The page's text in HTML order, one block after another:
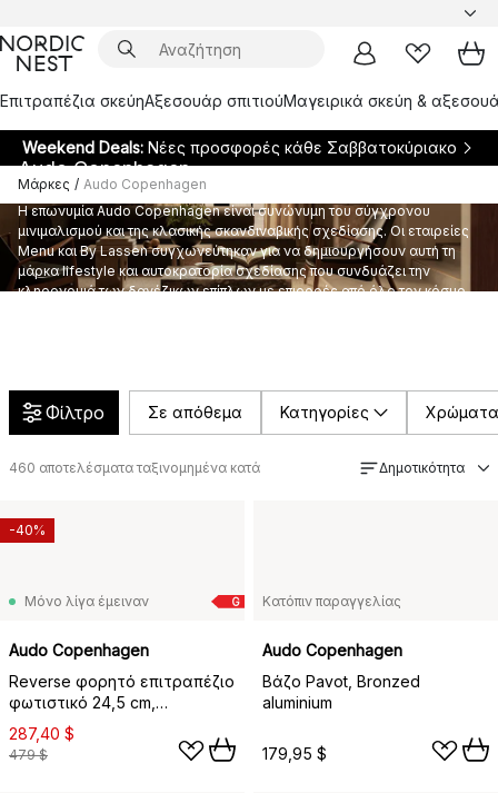
Επιτραπέζια σκεύηΑξεσουάρ σπιτιούΜαγειρικά σκεύη &
Weekend Deals: Νέες προσφορές κάθε Σαββατοκύριακο
Μάρκες / Audo Copenhagen
Audo Copenhagen
Η επωνυμία Audo Copenhagen είναι συνώνυμη του σύγχρονου
μινιμαλισμού και της κλασικής σκανδιναβικής σχεδίασης. Οι εταιρείες
Menu και By Lassen συγχωνεύτηκαν για να δημιουργήσουν αυτή τη
μάρκα lifestyle και αυτοκρατορία σχεδίασης που συνδυάζει την
κληρονομιά των δανέζικων επίπλων με επιρροές από όλο τον κόσμο
Φίλτρο Σε απόθεμα Κατηγορίες Χρώματα
460 αποτελέσματα ταξινομημένα κατά Δημοτικότητα
G
Μόνο λίγα έμειναν
Audo Copenhagen
Reverse φορητό επιτραπέζιο
φωτιστικό 24,5 cm,
Travertine-bronzed aluminium
287,40 $
479 $
-40%
Κατόπιν παραγγελίας
Audo Copenhagen
Βάζο Pavot, Bronzed
aluminium
179,95 $